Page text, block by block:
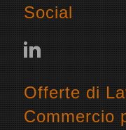
Social
Offerte di
Commercio